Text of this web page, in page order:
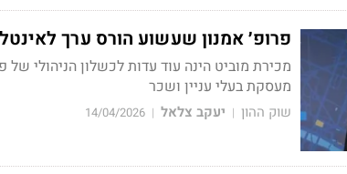
פרופ׳ אמנון שעשוע הורס ערך
מכירת מוביט הינה עוד עדות לכשלון הניהולי של
מעסקת בעלי עניין ושכר
שוק ההון | יעקב צלאל |
14/04/2026